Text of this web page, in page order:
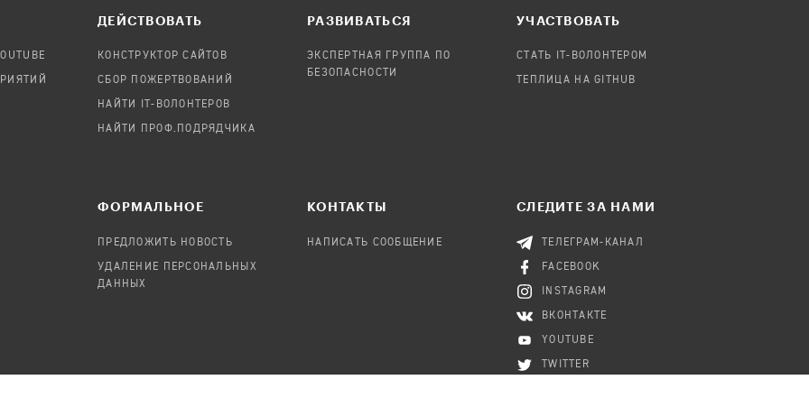
ДЕЙСТВОВАТЬ
КОНСТРУКТОР САЙТОВ
СБОР ПОЖЕРТВОВАНИЙ
НАЙТИ IT-ВОЛОНТЕРОВ
НАЙТИ ПРОФ.ПОДРЯДЧИКА
РАЗВИВАТЬСЯ
ЭКСПЕРТНАЯ ГРУППА ПО
БЕЗОПАСНОСТИ
УЧАСТВОВАТЬ
СТАТЬ IT-ВОЛОНТЕРОМ
ТЕПЛИЦА НА GITHUB
ФОРМАЛЬНОЕ
ПРЕДЛОЖИТЬ НОВОСТЬ
УДАЛЕНИЕ ПЕРСОНАЛЬНЫХ
ДАННЫХ
КОНТАКТЫ
НАПИСАТЬ СООБЩЕНИЕ
СЛЕДИТЕ ЗА НАМИ
ТЕЛЕГРАМ-КАНАЛ
FACEBOOK
INSTAGRAM
ВКОНТАКТЕ
YOUTUBE
TWITTER